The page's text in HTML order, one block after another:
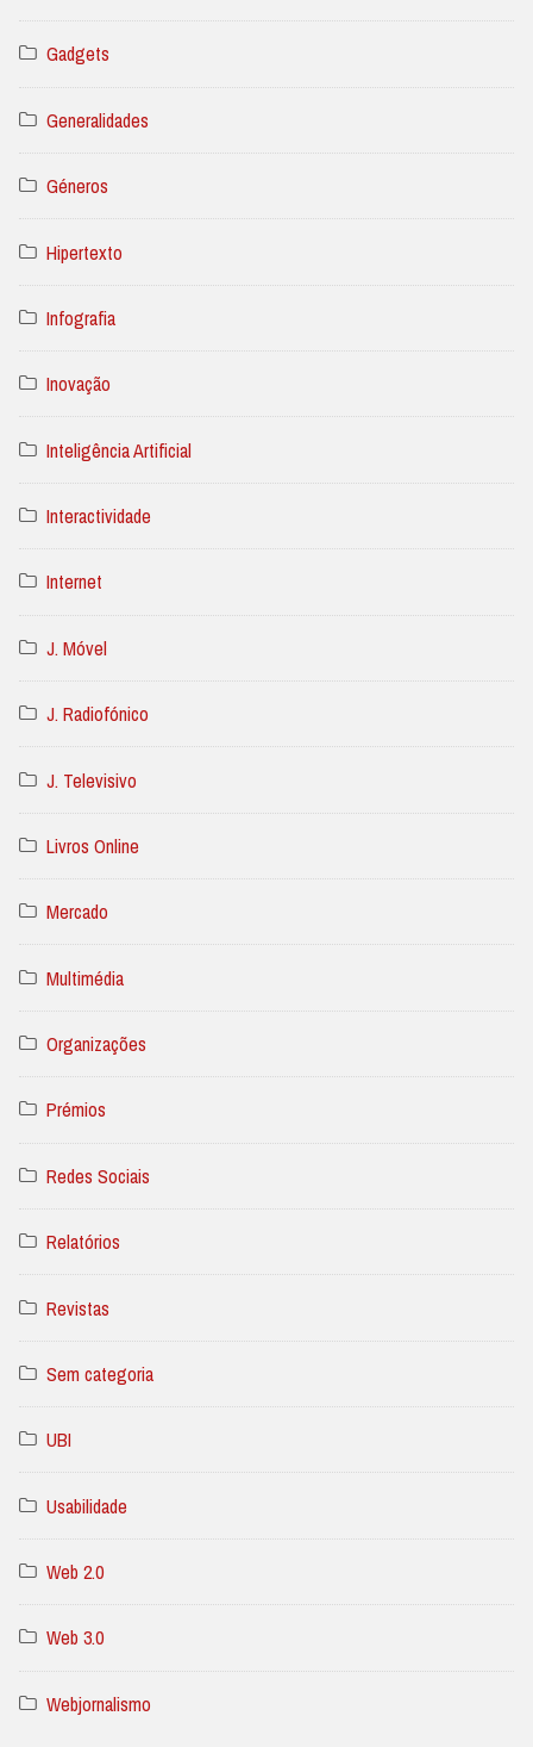
Gadgets
Generalidades
Géneros
Hipertexto
Infografia
Inovação
Inteligência Artificial
Interactividade
Internet
J. Móvel
J. Radiofónico
J. Televisivo
Livros Online
Mercado
Multimédia
Organizações
Prémios
Redes Sociais
Relatórios
Revistas
Sem categoria
UBI
Usabilidade
Web 2.0
Web 3.0
Webjornalismo